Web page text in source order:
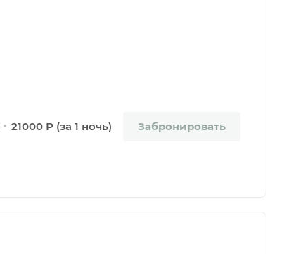
21000 Р (за 1 ночь) Забронировать